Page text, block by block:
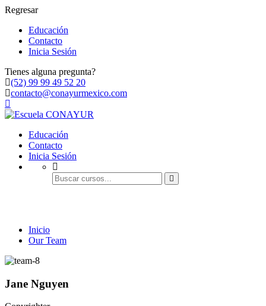
Regresar
Educación
Contacto
Inicia Sesión
Tienes alguna pregunta?
(52) 99 99 49 52 20
contacto@conayurmexico.com
Educación
Contacto
Inicia Sesión
Inicio
Our Team
Jane Nguyen